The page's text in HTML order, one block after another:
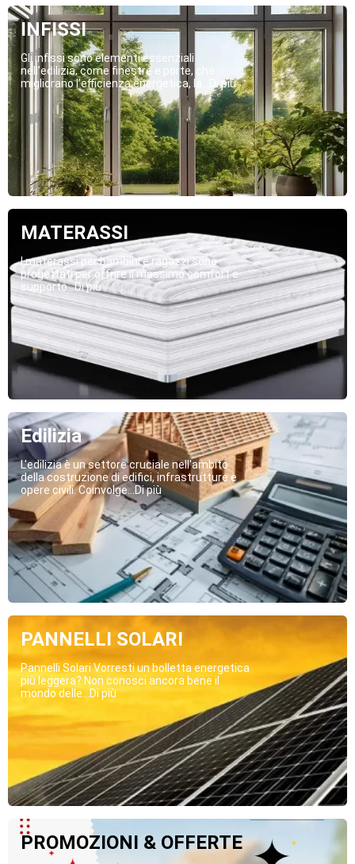
INFISSI
Gli infissi sono elementi essenziali
nell’edilizia, come finestre e porte, che
migliorano l’efficienza energetica, la...Di più
MATERASSI
I materassi per bambini e ragazzi sono
progettati per offrire il massimo comfort e
supporto...Di più
Edilizia
L'edilizia è un settore cruciale nell'ambito
della costruzione di edifici, infrastrutture e
opere civili. Coinvolge...Di più
PANNELLI SOLARI
Pannelli Solari Vorresti un bolletta energetica
più leggera? Non conosci ancora bene il
mondo delle...Di più
PROMOZIONI & OFFERTE